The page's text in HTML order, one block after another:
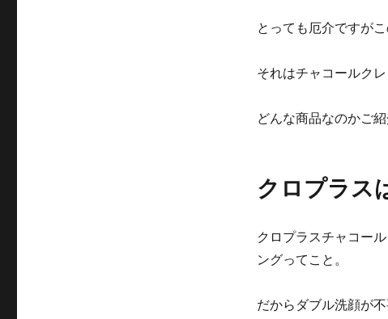
とっても厄介ですが
それはチャコールク
どんな商品なのかご紹
クロプラス
クロプラスチャコー
ングってこと。
だからダブル洗顔が